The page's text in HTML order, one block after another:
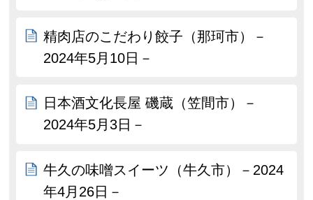
精肉店のこだわり餃子（那珂市）－
2024年5月10日－
日本酒文化長屋 磯蔵（笠間市）－
2024年5月3日－
牛久の味噌スイーツ（牛久市）－2024
年4月26日－